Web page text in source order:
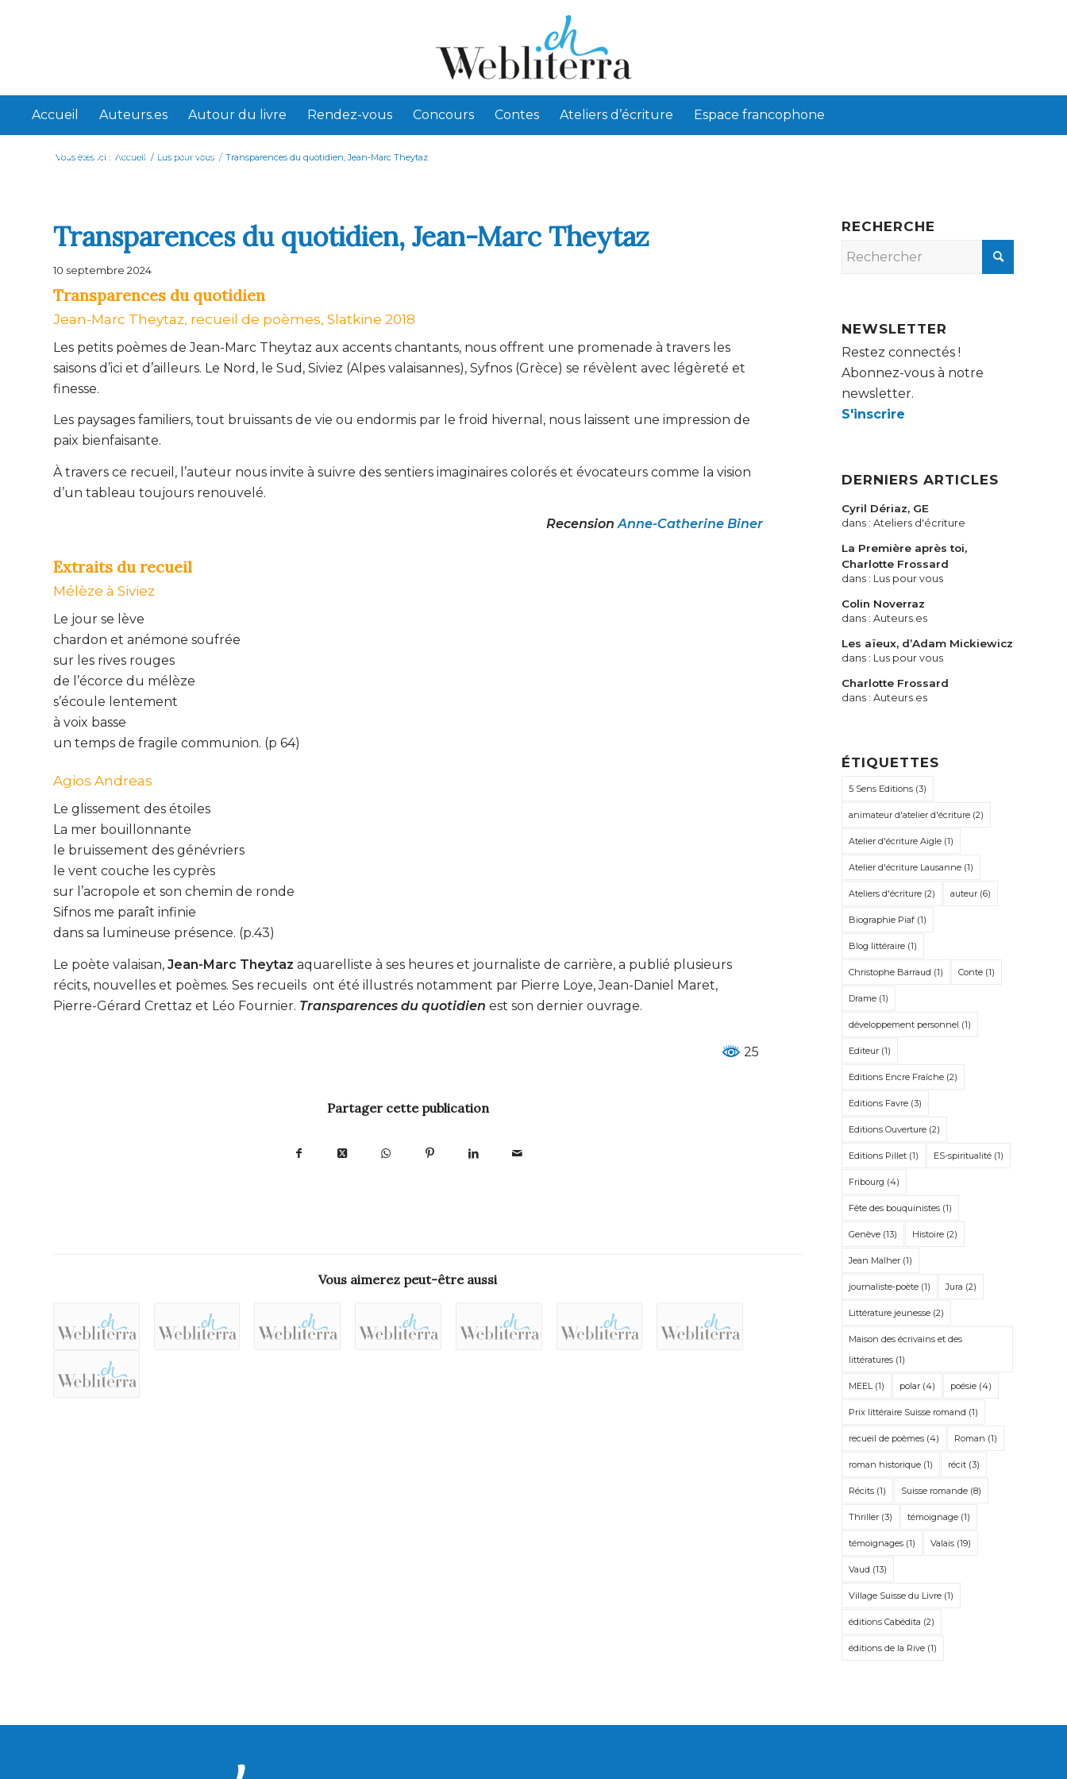
Accueil Auteurs.es Autour du livre Rendez-vous Concours Contes Ateliers d’écriture Espace francophone
Webliterra, histoire et objectifs
Vous êtes ici : Accueil / Lus pour vous / Transparences du quotidien, Jean-Marc Theytaz
Transparences du quotidien, Jean-Marc Theytaz
10 septembre 2024
Transparences du quotidien
Jean-Marc Theytaz, recueil de poèmes, Slatkine 2018
Les petits poèmes de Jean-Marc Theytaz aux accents chantants, nous offrent une promenade à travers les
saisons d’ici et d’ailleurs. Le Nord, le Sud, Siviez (Alpes valaisannes), Syfnos (Grèce) se révèlent avec légèreté et
finesse.
Les paysages familiers, tout bruissants de vie ou endormis par le froid hivernal, nous laissent une impression de
paix bienfaisante.
À travers ce recueil, l’auteur nous invite à suivre des sentiers imaginaires colorés et évocateurs comme la vision
d’un tableau toujours renouvelé.
RecensionAnne-Catherine Biner
Extraits du recueil
Mélèze à Siviez
Le jour se lève
chardon et anémone soufrée
sur les rives rouges
de l’écorce du mélèze
s’écoule lentement
à voix basse
un temps de fragile communion. (p 64)
Agios Andreas
Le glissement des étoiles
La mer bouillonnante
le bruissement des génévriers
le vent couche les cyprès
sur l’acropole et son chemin de ronde
Sifnos me paraît infinie
dans sa lumineuse présence. (p.43)
Le poète valaisan, Jean-Marc Theytaz aquarelliste à ses heures et journaliste de carrière, a publié plusieurs
récits, nouvelles et poèmes. Ses recueils ont été illustrés notamment par Pierre Loye, Jean-Daniel Maret,
Pierre-Gérard Crettaz et Léo Fournier. Transparences du quotidien est son dernier ouvrage.
25
Partager cette publication
Vous aimerez peut-être aussi
RECHERCHE
NEWSLETTER
Restez connectés !
Abonnez-vous à notre
newsletter.
S'inscrire
DERNIERS ARTICLES
Cyril Dériaz, GE
dans : Ateliers d'écriture
La Première après toi,
Charlotte Frossard
dans : Lus pour vous
Colin Noverraz
dans : Auteurs.es
Les aïeux, d’Adam Mickiewicz
dans : Lus pour vous
Charlotte Frossard
dans : Auteurs.es
ÉTIQUETTES
5 Sens Editions(3)
animateur d'atelier d'écriture(2)
Atelier d'écriture Aigle(1)
Atelier d'écriture Lausanne(1)
Ateliers d'écriture(2) auteur(6)
Biographie Piaf(1)
Blog littéraire(1)
Christophe Barraud (1) Conte(1)
Drame(1)
développement personnel (1)
Editeur(1)
Editions Encre Fraîche(2)
Editions Favre(3)
Editions Ouverture(2)
Editions Pillet(1) ES-spiritualité(1)
Fribourg (4)
Fête des bouquinistes(1)
Genève(13) Histoire(2)
Jean Malher(1)
journaliste-poète(1) Jura (2)
Littérature jeunesse(2)
Maison des écrivains et des
littératures(1)
MEEL(1) polar(4) poésie(4)
Prix littéraire Suisse romand (1)
recueil de poèmes(4) Roman (1)
roman historique(1) récit(3)
Récits(1) Suisse romande(8)
Thriller(3) témoignage(1)
témoignages(1) Valais(19)
Vaud (13)
Village Suisse du Livre(1)
éditions Cabédita (2)
éditions de la Rive(1)